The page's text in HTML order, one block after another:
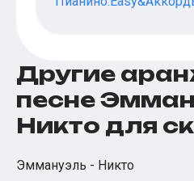
Другие
песне
Никто для
Эммануэль - Никто